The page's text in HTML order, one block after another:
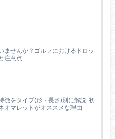
ませんか？ゴルフにおけるドロッ
注意点
徴をタイプ(形・長さ)別に解説_初
オマレットがオススメな理由